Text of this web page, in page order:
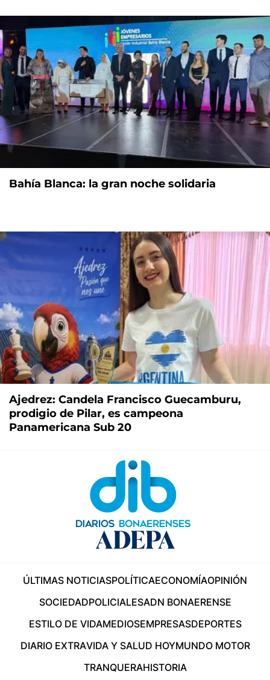
Bahía Blanca: la gran noche solidaria
Ajedrez: Candela Francisco Guecamburu,
prodigio de Pilar, es campeona
Panamericana Sub 20
ÚLTIMAS NOTICIASPOLÍTICAECONOMÍAOPINIÓN
SOCIEDADPOLICIALESADN BONAERENSE
ESTILO DE VIDAMEDIOSEMPRESASDEPORTES
DIARIO EXTRAVIDA Y SALUD HOYMUNDO MOTOR
TRANQUERAHISTORIA